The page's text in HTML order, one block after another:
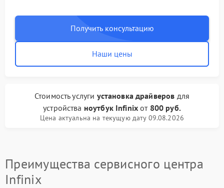
Получить консультацию
Наши цены
Стоимость услуги установка драйверов для
устройства ноутбук Infinix от 800 руб.
Цена актуальна на текущую дату 09.08.2026
Преимущества сервисного центра
Infinix